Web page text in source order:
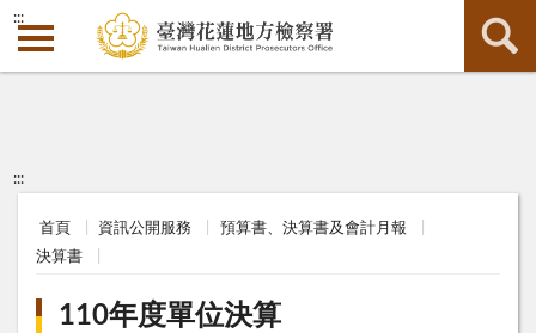
:::
:::
首頁 資訊公開服務
預算書、決算書及會計月報
決算書
110年度單位決算